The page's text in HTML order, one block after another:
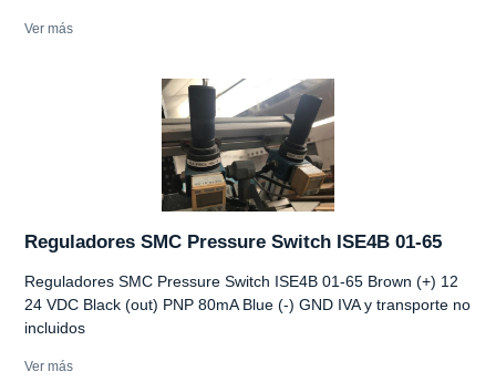
Ver más
Reguladores SMC Pressure Switch ISE4B 01-65
Reguladores SMC Pressure Switch ISE4B 01-65 Brown (+) 12
24 VDC Black (out) PNP 80mA Blue (-) GND IVA y transporte no
incluidos
Ver más